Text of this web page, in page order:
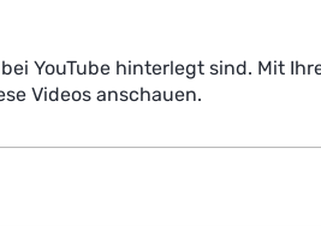
YouTube hinterlegt sind. Mit
Videos anschauen.